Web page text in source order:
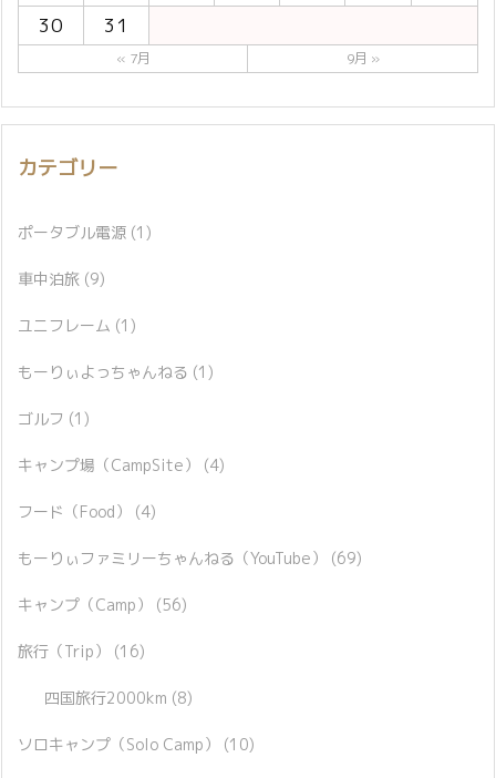
30 31
« 7月 9月 »
カテゴリー
ポータブル電源 (1)
車中泊旅 (9)
ユニフレーム (1)
もーりぃよっちゃんねる (1)
ゴルフ (1)
キャンプ場（CampSite） (4)
フード（Food） (4)
もーりぃファミリーちゃんねる（YouTube） (69)
キャンプ（Camp） (56)
旅行（Trip） (16)
四国旅行2000km (8)
ソロキャンプ（Solo Camp） (10)